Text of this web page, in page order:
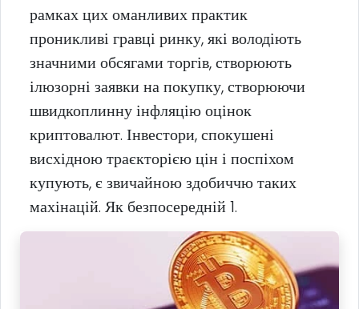
рамках цих оманливих практик
проникливі гравці ринку, які володіють
значними обсягами торгів, створюють
ілюзорні заявки на покупку, створюючи
швидкоплинну інфляцію оцінок
криптовалют. Інвестори, спокушені
висхідною траєкторією цін і поспіхом
купують, є звичайною здобиччю таких
махінацій. Як безпосередній 1.